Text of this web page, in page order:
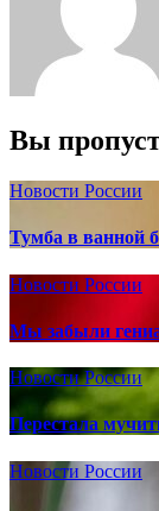
Вы
Новости России
Тумба в ванной
Новости России
Мы забыли
Новости России
Перестала
Новости России